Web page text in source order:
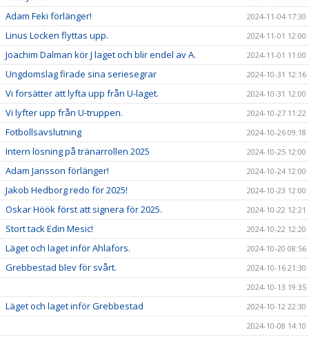
Adam Feki förlänger! 2024-11-04 17:30
Linus Locken flyttas upp. 2024-11-01 12:00
Joachim Dalman kör J laget och blir endel av A. 2024-11-01 11:00
Ungdomslag firade sina seriesegrar 2024-10-31 12:16
Vi forsätter att lyfta upp från U-laget. 2024-10-31 12:00
Vi lyfter upp från U-truppen. 2024-10-27 11:22
Fotbollsavslutning 2024-10-26 09:18
Intern lösning på tränarrollen 2025 2024-10-25 12:00
Adam Jansson förlänger! 2024-10-24 12:00
Jakob Hedborg redo för 2025! 2024-10-23 12:00
Oskar Höök först att signera för 2025. 2024-10-22 12:21
Stort tack Edin Mesic! 2024-10-22 12:20
Läget och laget inför Ahlafors. 2024-10-20 08:56
Grebbestad blev för svårt.
2024-10-16 21:30
2024-10-13 19:35
Läget och laget inför Grebbestad
2024-10-12 22:30
2024-10-08 14:10